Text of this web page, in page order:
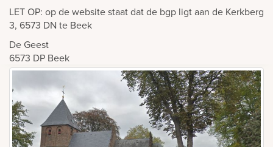
LET OP: op de website staat dat de bgp ligt aan de Kerkberg
3, 6573 DN te Beek
De Geest
6573 DP Beek